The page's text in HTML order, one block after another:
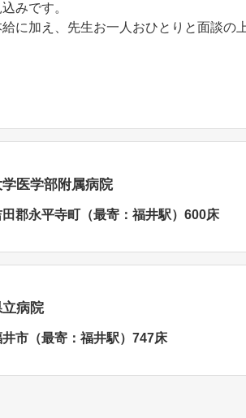
みです。
給に加え、先生お一人おひとりと面談の
医学部附属病院
郡永平寺町（最寄：福井駅）600床
病院
市（最寄：福井駅）747床